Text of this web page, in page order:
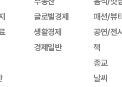
글로벌경제
생활경제
경제일반
패션/뷰
공연/전
책
종교
날씨